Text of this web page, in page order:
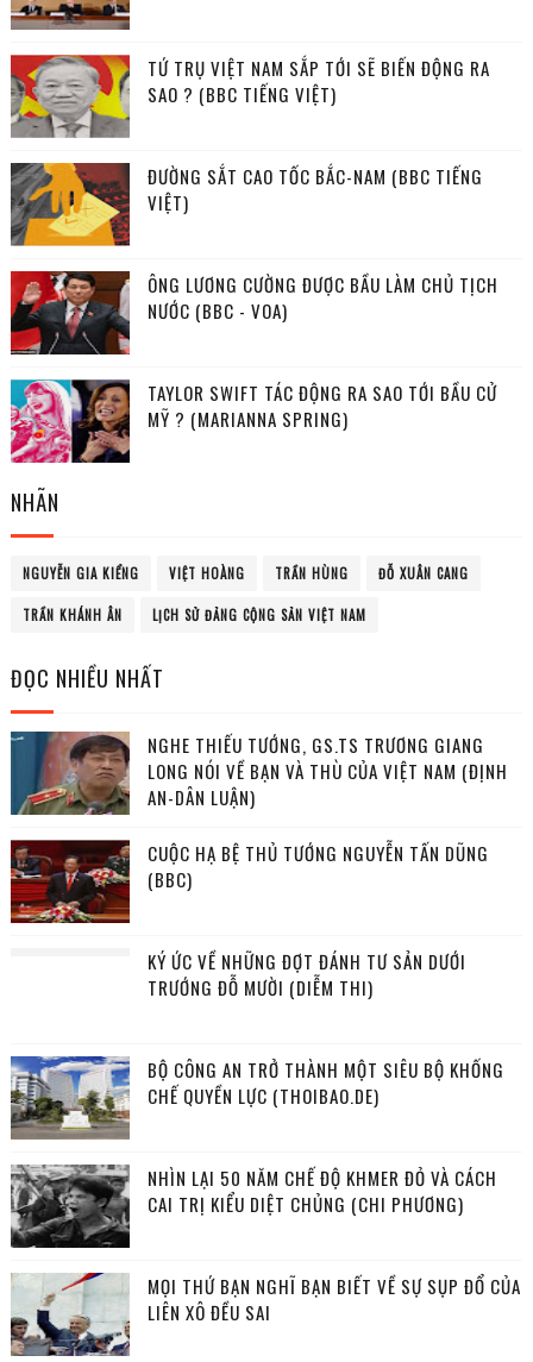
TỨ TRỤ VIỆT NAM SẮP TỚI SẼ BIẾN ĐỘNG RA
SAO ? (BBC TIẾNG VIỆT)
ĐƯỜNG SẮT CAO TỐC BẮC-NAM (BBC TIẾNG
VIỆT)
ÔNG LƯƠNG CƯỜNG ĐƯỢC BẦU LÀM CHỦ TỊCH
NƯỚC (BBC - VOA)
TAYLOR SWIFT TÁC ĐỘNG RA SAO TỚI BẦU CỬ
MỸ ? (MARIANNA SPRING)
NHÃN
NGUYỄN GIA KIỂNG VIỆT HOÀNG TRẦN HÙNG ĐỖ XUÂN CANG
TRẦN KHÁNH ÂN LỊCH SỬ ĐẢNG CỘNG SẢN VIỆT NAM
ĐỌC NHIỀU NHẤT
NGHE THIẾU TƯỚNG, GS.TS TRƯƠNG GIANG
LONG NÓI VỀ BẠN VÀ THÙ CỦA VIỆT NAM (ĐỊNH
AN-DÂN LUẬN)
CUỘC HẠ BỆ THỦ TƯỚNG NGUYỄN TẤN DŨNG
(BBC)
KÝ ỨC VỀ NHỮNG ĐỢT ĐÁNH TƯ SẢN DƯỚI
TRƯỚNG ĐỖ MƯỜI (DIỄM THI)
BỘ CÔNG AN TRỞ THÀNH MỘT SIÊU BỘ KHỐNG
CHẾ QUYỀN LỰC (THOIBAO.DE)
NHÌN LẠI 50 NĂM CHẾ ĐỘ KHMER ĐỎ VÀ CÁCH
CAI TRỊ KIỂU DIỆT CHỦNG (CHI PHƯƠNG)
MỌI THỨ BẠN NGHĨ BẠN BIẾT VỀ SỰ SỤP ĐỔ CỦA
LIÊN XÔ ĐỀU SAI